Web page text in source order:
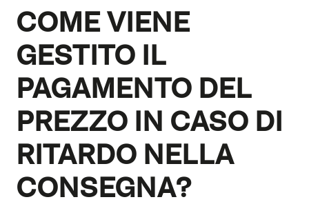
COME VIENE
GESTITO IL
PAGAMENTO DEL
PREZZO IN CASO DI
RITARDO NELLA
CONSEGNA?